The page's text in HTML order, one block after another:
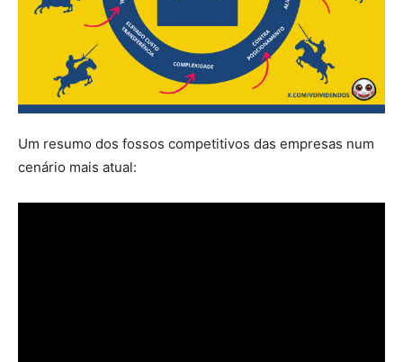
Um resumo dos fossos competitivos das empresas num
cenário mais atual: